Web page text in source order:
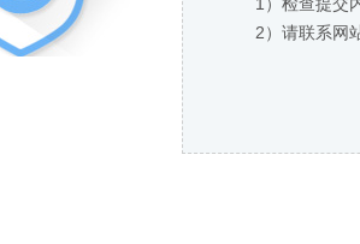
2）请联系网